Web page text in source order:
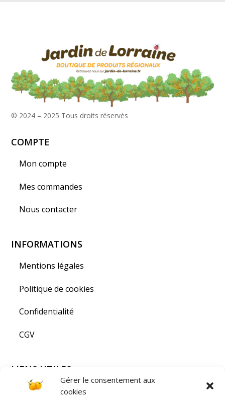
Gérer le consentement aux
cookies
© 2024 – 2025 Tous droits réservés
COMPTE
Mon compte
Mes commandes
Nous contacter
INFORMATIONS
Mentions légales
Politique de cookies
Confidentialité
CGV
LIENS UTILES
Visiter la Lorraine